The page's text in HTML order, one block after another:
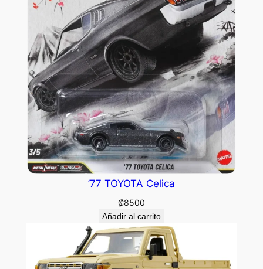
’77 TOYOTA Celica
₡8500
Añadir al carrito